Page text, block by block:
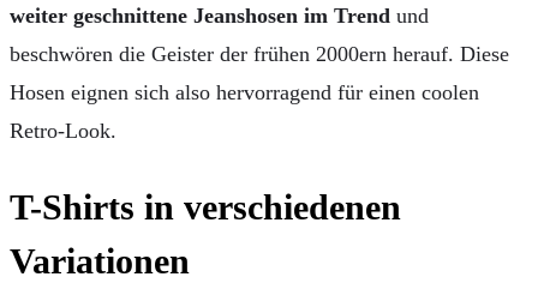
weiter geschnittene Jeanshosen im Trend und
beschwören die Geister der frühen 2000ern herauf. Diese
Hosen eignen sich also hervorragend für einen coolen
Retro-Look.
T-Shirts in verschiedenen
Variationen